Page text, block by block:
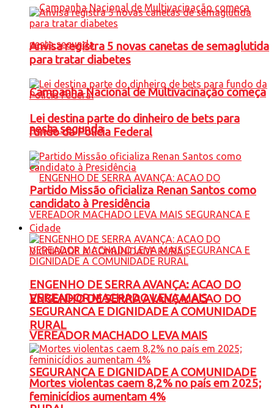
Campanha Nacional de Multivacinação começa
nesta segunda
ENGENHO DE SERRA AVANÇA: ACAO DO
VEREADOR MACHADO LEVA MAIS
SEGURANCA E DIGNIDADE A COMUNIDADE
Anvisa registra 5 novas canetas de semaglutida
para tratar diabetes
Lei destina parte do dinheiro de bets para
fundo da Polícia Federal
Partido Missão oficializa Renan Santos como
candidato à Presidência
Cidade
ENGENHO DE SERRA AVANÇA: ACAO DO
VEREADOR MACHADO LEVA MAIS
SEGURANCA E DIGNIDADE A COMUNIDADE
RURAL
Mortes violentas caem 8,2% no país em 2025;
feminicídios aumentam 4%